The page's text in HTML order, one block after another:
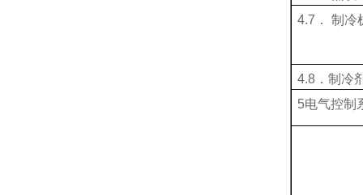
4.7． 制冷
4.8．制冷
5电气控制